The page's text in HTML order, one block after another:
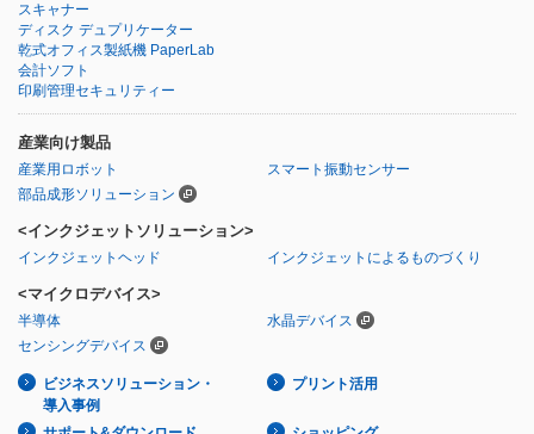
スキャナー
ディスク デュプリケーター
乾式オフィス製紙機 PaperLab
会計ソフト
印刷管理セキュリティー
産業向け製品
産業用ロボット
スマート振動センサー
部品成形ソリューション
<インクジェットソリューション>
インクジェットヘッド インクジェットによるものづくり
<マイクロデバイス>
半導体
水晶デバイス
センシングデバイス
ビジネスソリューション・
導入事例
プリント活用